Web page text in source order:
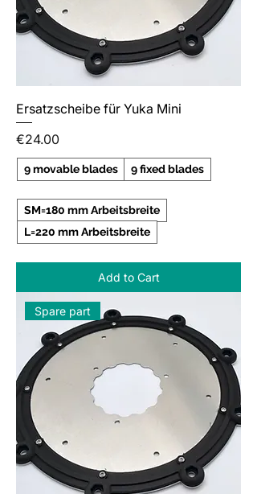
Ersatzscheibe für Yuka Mini
Price
€24.00
9 movable blades 9 fixed blades
SM=180 mm Arbeitsbreite
L=220 mm Arbeitsbreite
Add to Cart
Spare part